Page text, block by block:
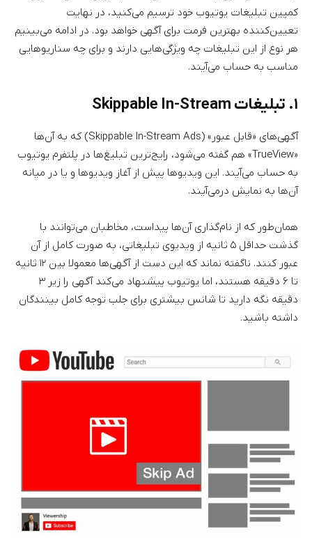
کمپین تبلیغات یوتیوب خود ترسیم می‌کنید، در نهایت
تعیین‌کننده بهترین فرمت برای آگهی خواهد بود. در ادامه می‌بینیم
هر نوع از این تبلیغات چه ویژگی‌هایی دارند و برای چه سناریوهایی
مناسب به حساب می‌آیند.
۱. تبلیغات Skippable In-Stream
آگهی‌های «قابل عبور» (Skippable In-Stream Ads) که به آن‌ها
«TrueView» هم گفته می‌شود، رایج‌ترین تبلیغ‌ها در پلتفرم یوتیوب
به حساب می‌آیند. این ویدیوها پیش از آغاز ویدیوها و یا در میانه
آن‌ها به نمایش درمی‌آیند.
همان‌طور که از نام‌گذاری آن‌ها پیداست، مخاطبان می‌توانند با
گذشت حداقل ۵ ثانیه از ویدیوی تبلیغاتی، به صورت کامل از آن
عبور کنند. ناگفته نماند که این دست از آگهی‌ها معمولا بین ۱۲ ثانیه
تا ۶ دقیقه هستند، اما یوتیوب پیشنهاد می‌کند آگهی را زیر ۳
دقیقه نگه دارید تا شانس بیشتری برای جلب توجه کامل بینندگان
داشته باشید.